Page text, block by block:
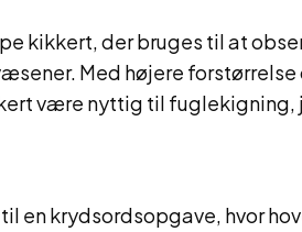
kikkert, der bruges til at
Med højere forstørrelse
være nyttig til fuglekigning,
en krydsordsopgave, hvor